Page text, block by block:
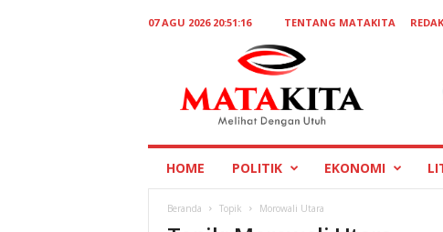
07 AGU 2026 20:51:16 TENTANG MATAKITA
HOME POLITIK EKONOMI
Beranda Topik Morowali Utara